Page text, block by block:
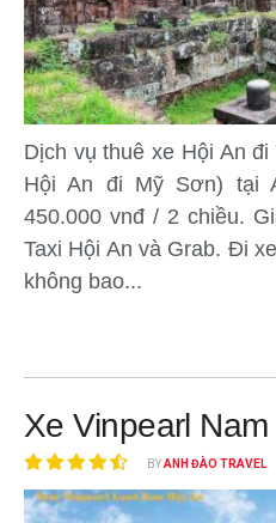
Dịch vụ thuê xe Hội An
Hội An đi Mỹ Sơn) tại
450.000 vnđ / 2 chiều.
Taxi Hội An và Grab. Đi
không bao...
Xe Vinpearl
BYANH ĐÀO TRAVEL